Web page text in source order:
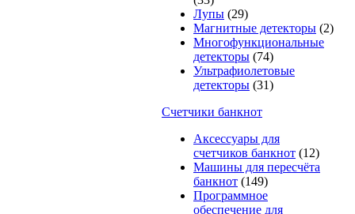
Лупы (29)
Магнитные детекторы (2)
Многофункциональные
детекторы (74)
Ультрафиолетовые
детекторы (31)
Счетчики банкнот
Аксессуары для
счетчиков банкнот (12)
Машины для пересчёта
банкнот (149)
Программное
обеспечение для